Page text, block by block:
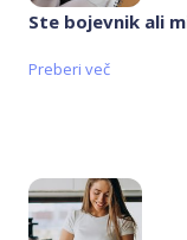
Ste bojevnik ali
Preberi več